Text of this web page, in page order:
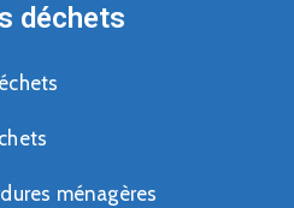
déchets
ménagères